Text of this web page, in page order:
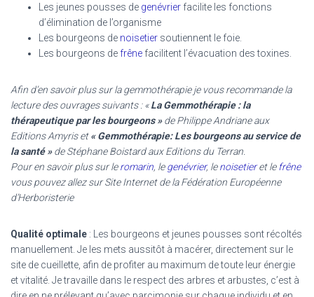
Les jeunes pousses de genévrier facilite les fonctions
d’élimination de l’organisme
Les bourgeons de noisetier soutiennent le foie.
Les bourgeons de frêne facilitent l’évacuation des toxines.
Afin d’en savoir plus sur la gemmothérapie je vous recommande la
lecture des ouvrages suivants : «La Gemmothérapie : la
thérapeutique par les bourgeons »de Philippe Andriane aux
Editions Amyris et« Gemmothérapie: Les bourgeons au service de
la santé »de Stéphane Boistard aux Editions du Terran.
Pour en savoir plus sur leromarin, legenévrier, lenoisetieret le frêne
vous pouvez allez sur Site Internet de la Fédération Européenne
d’Herboristerie
Qualité optimale :
Les bourgeons et jeunes pousses sont récoltés
manuellement. Je les mets aussitôt à macérer, directement sur le
site de cueillette, afin de profiter au maximum de toute leur énergie
et vitalité. Je travaille dans le respect des arbres et arbustes, c’est à